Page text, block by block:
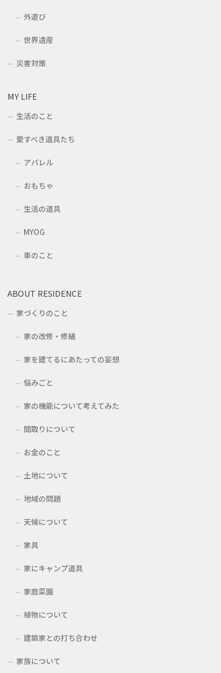
外遊び
世界遺産
災害対策
MY LIFE
生活のこと
愛すべき道具たち
アパレル
おもちゃ
生活の道具
MYOG
車のこと
ABOUT RESIDENCE
家づくりのこと
家の改修・修繕
家を建てるにあたっての妄想
悩みごと
家の機能について考えてみた
間取りについて
お金のこと
土地について
地域の問題
天候について
家具
家にキャンプ道具
家庭菜園
植物について
建築家との打ち合わせ
家族について